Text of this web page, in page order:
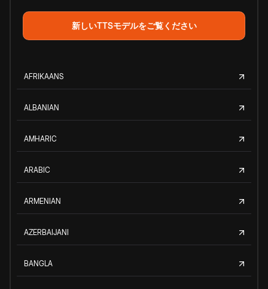
新しいTTSモデルをご覧ください
AFRIKAANS
ALBANIAN
AMHARIC
ARABIC
ARMENIAN
AZERBAIJANI
BANGLA